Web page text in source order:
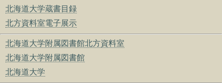
北海道大学蔵書目録
北方資料室電子展示
北海道大学附属図書館北方資料室
北海道大学附属図書館
北海道大学